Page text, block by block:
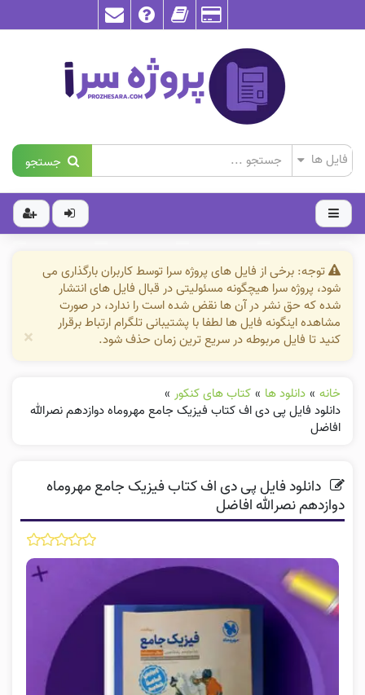
جستجو
توجه: برخی از فایل های پروژه سرا توسط کاربران بارگذاری می
شود، پروژه سرا هیچگونه مسئولیتی در قبال فایل های انتشار
شده که حق نشر در آن ها نقض شده است را ندارد، در صورت
مشاهده اینگونه فایل ها لطفا با پشتیبانی تلگرام ارتباط برقرار
کنید تا فایل مربوطه در سریع ترین زمان حذف شود.
×
خانه » دانلود ها » کتاب های کنکور »
دانلود فایل پی دی اف کتاب فیزیک جامع مهروماه دوازدهم نصرالله
افاضل
دانلود فایل پی دی اف کتاب فیزیک جامع مهروماه
دوازدهم نصرالله افاضل